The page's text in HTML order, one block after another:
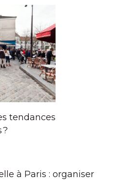
tendances
?
à Paris : organiser